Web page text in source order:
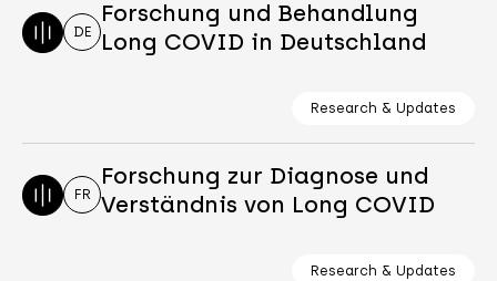
DE
Forschung und Behandlung
Long COVID in Deutschland
Research & Updates
FR
Forschung zur Diagnose und
Verständnis von Long COVID
Research & Updates